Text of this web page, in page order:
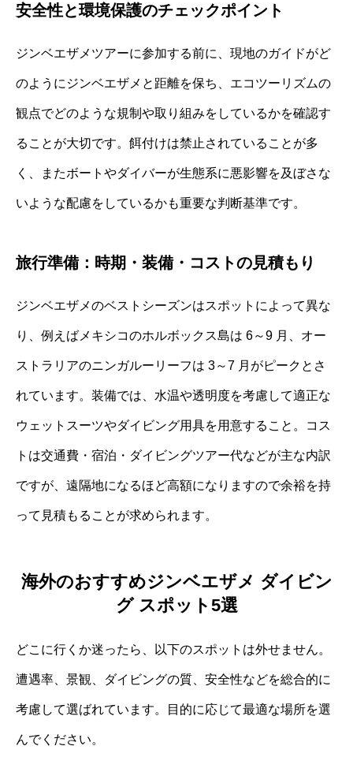
安全性と環境保護のチェックポイント
ジンベエザメツアーに参加する前に、現地のガイドがど
のようにジンベエザメと距離を保ち、エコツーリズムの
観点でどのような規制や取り組みをしているかを確認す
ることが大切です。餌付けは禁止されていることが多
く、またボートやダイバーが生態系に悪影響を及ぼさな
いような配慮をしているかも重要な判断基準です。
旅行準備：時期・装備・コストの見積もり
ジンベエザメのベストシーズンはスポットによって異な
り、例えばメキシコのホルボックス島は 6～9 月、オー
ストラリアのニンガルーリーフは 3～7 月がピークとさ
れています。装備では、水温や透明度を考慮して適正な
ウェットスーツやダイビング用具を用意すること。コス
トは交通費・宿泊・ダイビングツアー代などが主な内訳
ですが、遠隔地になるほど高額になりますので余裕を持
って見積もることが求められます。
海外のおすすめジンベエザメ ダイビン
グ スポット5選
どこに行くか迷ったら、以下のスポットは外せません。
遭遇率、景観、ダイビングの質、安全性などを総合的に
考慮して選ばれています。目的に応じて最適な場所を選
んでください。